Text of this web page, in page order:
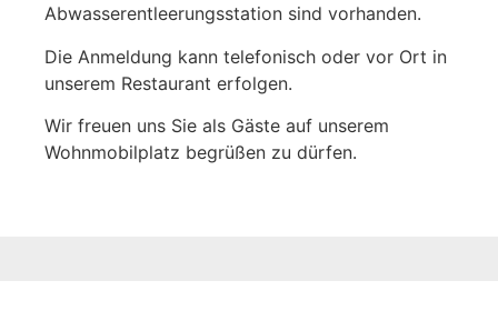
Abwasserentleerungsstation sind vorhanden.
Die Anmeldung kann telefonisch oder vor Ort in
unserem Restaurant erfolgen.
Wir freuen uns Sie als Gäste auf unserem
Wohnmobilplatz begrüßen zu dürfen.